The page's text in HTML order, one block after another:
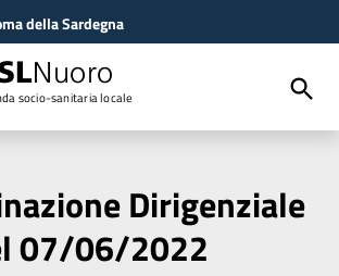
della Sardegna
Nuoro
socio-sanitaria locale
Dirigenziale
07/06/2022